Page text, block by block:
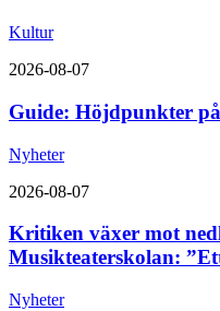
Kultur
2026-08-07
Guide: Höjdpunkter
Nyheter
2026-08-07
Kritiken växer mot
Musikteaterskolan:
Nyheter